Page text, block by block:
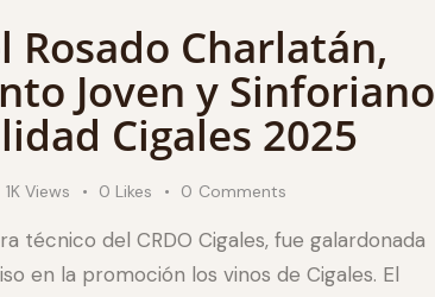
Rosado Charlatán,
Joven y Sinforiano
Cigales 2025
1K Views 0 Likes 0 Comments
técnico del CRDO Cigales, fue galardonada
en la promoción los vinos de Cigales. El